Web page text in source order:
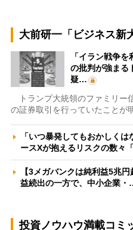
大前研一「ビジネス新
「イラン戦争
の批判が強まる
疑…
トランプ大統領のファミリー
の証券取引を行っていたことが
「いつ暴発してもおかしく
ースXが抱えるリスクの数々
【3メガバンクは純利益5兆
益続出の一方で、中小企業
投資ノウハウ満載コミ